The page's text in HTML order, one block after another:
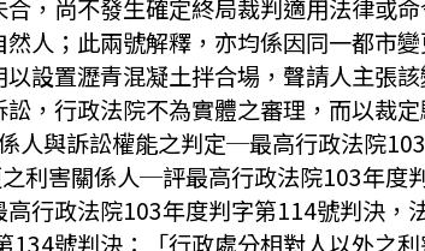
，尚不發生確定終局裁判適用法律或
人；此兩號解釋，亦均係因同一都市
設置瀝青混凝土拌合場，聲請人主張
，行政法院不為實體之審理，而以裁定
人與訴訟權能之判定─最高行政法院
利害關係人─評最高行政法院103年
行政法院103年度判字第114號判決，